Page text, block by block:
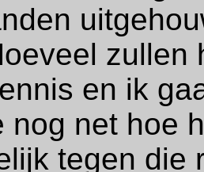
zullen
en ik
nog net hoe
tegen die